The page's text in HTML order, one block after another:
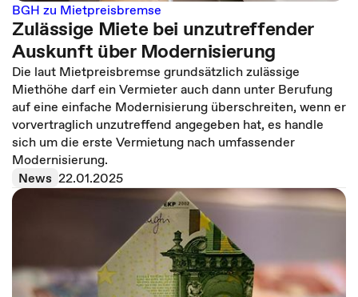
BGH zu Mietpreisbremse
Zulässige Miete bei unzutreffender
Auskunft über Modernisierung
Die laut Mietpreisbremse grundsätzlich zulässige
Miethöhe darf ein Vermieter auch dann unter Berufung
auf eine einfache Modernisierung überschreiten, wenn er
vorvertraglich unzutreffend angegeben hat, es handle
sich um die erste Vermietung nach umfassender
Modernisierung.
News 22.01.2025